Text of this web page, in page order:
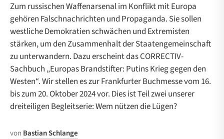
Zum russischen Waffenarsenal im Konflikt mit Europa
gehören Falschnachrichten und Propaganda. Sie sollen
westliche Demokratien schwächen und Extremisten
stärken, um den Zusammenhalt der Staatengemeinschaft
zu unterwandern. Dazu erscheint das CORRECTIV-
Sachbuch „Europas Brandstifter: Putins Krieg gegen den
Westen“. Wir stellen es zur Frankfurter Buchmesse vom 16.
bis zum 20. Oktober 2024 vor. Dies ist Teil zwei unserer
dreiteiligen Begleitserie: Wem nützen die Lügen?
von Bastian Schlange